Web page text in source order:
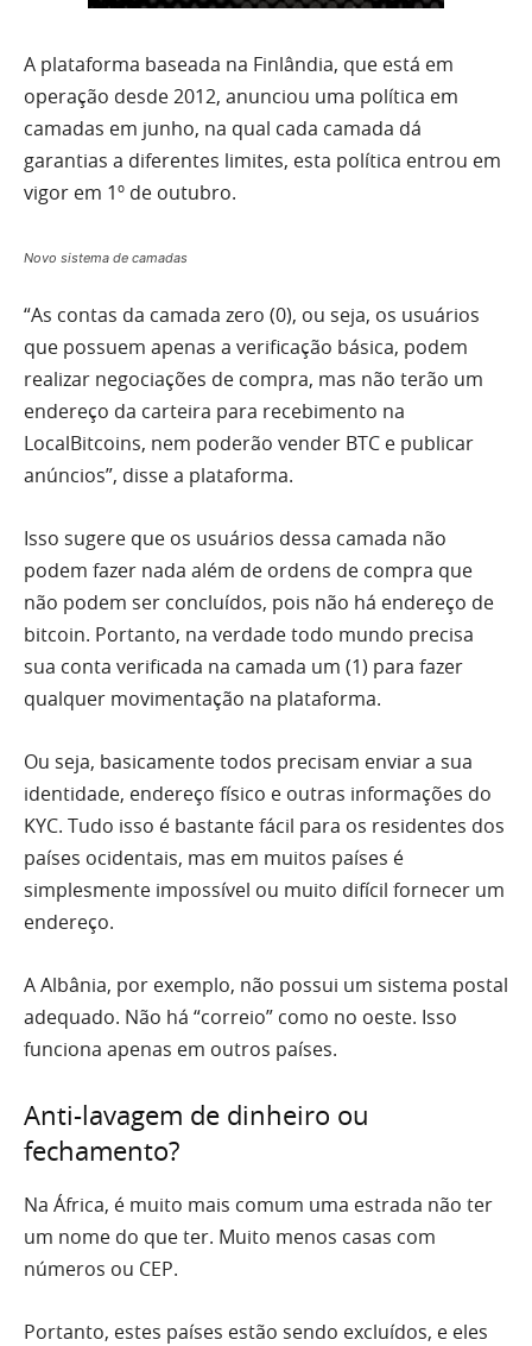
A plataforma baseada na Finlândia, que está em
operação desde 2012, anunciou uma política em
camadas em junho, na qual cada camada dá
garantias a diferentes limites, esta política entrou em
vigor em 1º de outubro.
Novo sistema de camadas
“As contas da camada zero (0), ou seja, os usuários
que possuem apenas a verificação básica, podem
realizar negociações de compra, mas não terão um
endereço da carteira para recebimento na
LocalBitcoins, nem poderão vender BTC e publicar
anúncios”, disse a plataforma.
Isso sugere que os usuários dessa camada não
podem fazer nada além de ordens de compra que
não podem ser concluídos, pois não há endereço de
bitcoin. Portanto, na verdade todo mundo precisa
sua conta verificada na camada um (1) para fazer
qualquer movimentação na plataforma.
Ou seja, basicamente todos precisam enviar a sua
identidade, endereço físico e outras informações do
KYC. Tudo isso é bastante fácil para os residentes dos
países ocidentais, mas em muitos países é
simplesmente impossível ou muito difícil fornecer um
endereço.
A Albânia, por exemplo, não possui um sistema postal
adequado. Não há “correio” como no oeste. Isso
funciona apenas em outros países.
Anti-lavagem de dinheiro ou
fechamento?
Na África, é muito mais comum uma estrada não ter
um nome do que ter. Muito menos casas com
números ou CEP.
Portanto, estes países estão sendo excluídos, e eles